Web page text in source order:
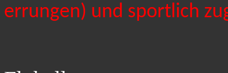
errungen) und sportlich